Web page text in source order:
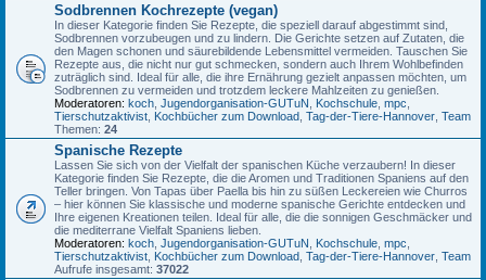
Sodbrennen Kochrezepte (vegan)
In dieser Kategorie finden Sie Rezepte, die speziell darauf abgestimmt sind,
Sodbrennen vorzubeugen und zu lindern. Die Gerichte setzen auf Zutaten, die
den Magen schonen und säurebildende Lebensmittel vermeiden. Tauschen Sie
Rezepte aus, die nicht nur gut schmecken, sondern auch Ihrem Wohlbefinden
zuträglich sind. Ideal für alle, die ihre Ernährung gezielt anpassen möchten, um
Sodbrennen zu vermeiden und trotzdem leckere Mahlzeiten zu genießen.
Moderatoren: koch Jugendorganisation-GUTuN Kochschule mpc
Tierschutzaktivist Kochbücher zum Download Tag-der-Tiere-Hannover Team
Themen: 24
Spanische Rezepte
Lassen Sie sich von der Vielfalt der spanischen Küche verzaubern! In dieser
Kategorie finden Sie Rezepte, die die Aromen und Traditionen Spaniens auf den
Teller bringen. Von Tapas über Paella bis hin zu süßen Leckereien wie Churros
– hier können Sie klassische und moderne spanische Gerichte entdecken und
Ihre eigenen Kreationen teilen. Ideal für alle, die die sonnigen Geschmäcker und
die mediterrane Vielfalt Spaniens lieben.
Moderatoren: koch Jugendorganisation-GUTuN Kochschule mpc
Tierschutzaktivist Kochbücher zum Download Tag-der-Tiere-Hannover Team
Aufrufe insgesamt: 37022